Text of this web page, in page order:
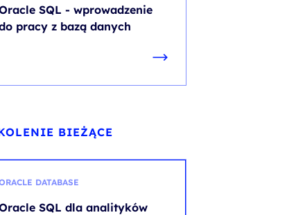
SQL - wprowadzenie
pracy z bazą danych
BIEŻĄCE
DATABASE
SQL dla analityków